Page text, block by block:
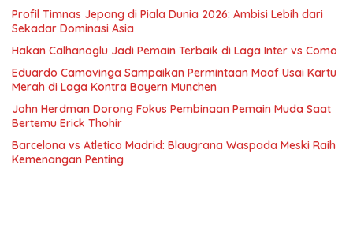
Profil Timnas Jepang di Piala Dunia 2026: Ambisi Lebih dari
Sekadar Dominasi Asia
Hakan Calhanoglu Jadi Pemain Terbaik di Laga Inter vs Como
Eduardo Camavinga Sampaikan Permintaan Maaf Usai Kartu
Merah di Laga Kontra Bayern Munchen
John Herdman Dorong Fokus Pembinaan Pemain Muda Saat
Bertemu Erick Thohir
Barcelona vs Atletico Madrid: Blaugrana Waspada Meski Raih
Kemenangan Penting